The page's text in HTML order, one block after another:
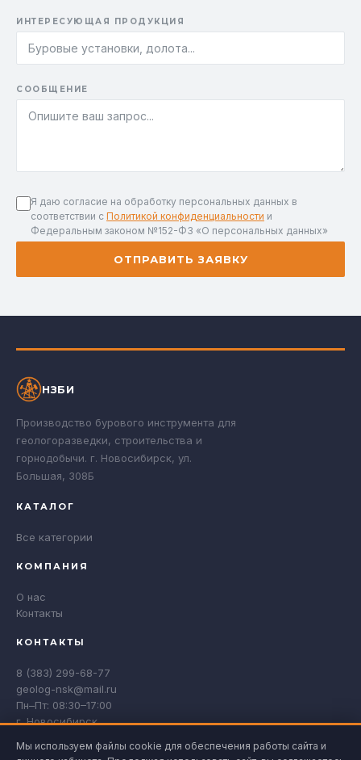
Мы используем файлы cookie для обеспечения работы сайта и
ИНТЕРЕСУЮЩАЯ ПРОДУКЦИЯ
СООБЩЕНИЕ
Я даю согласие на обработку персональных данных в
соответствии с Политикой конфиденциальности и
Федеральным законом №152-ФЗ «О персональных данных»
ОТПРАВИТЬ ЗАЯВКУ
НЗБИ
Производство бурового инструмента для
геологоразведки, строительства и
горнодобычи. г. Новосибирск, ул.
Большая, 308Б
КАТАЛОГ
Все категории
КОМПАНИЯ
О нас
Контакты
КОНТАКТЫ
8 (383) 299-68-77
geolog-nsk@mail.ru
Пн–Пт: 08:30–17:00
г. Новосибирск